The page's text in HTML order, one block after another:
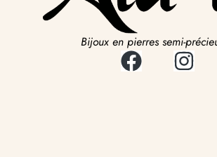
Bijoux en pierres semi-